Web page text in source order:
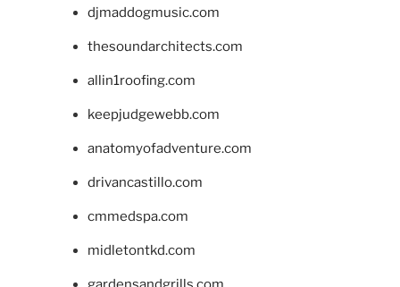
djmaddogmusic.com
thesoundarchitects.com
allin1roofing.com
keepjudgewebb.com
anatomyofadventure.com
drivancastillo.com
cmmedspa.com
midletontkd.com